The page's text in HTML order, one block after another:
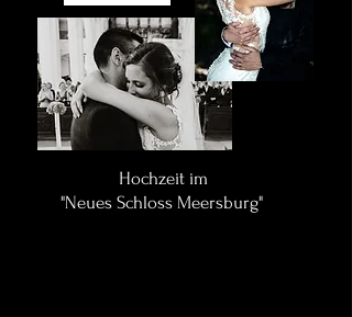
Hochzeit im
"Neues Schloss Meersburg"